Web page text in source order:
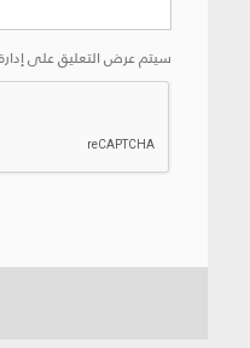
سيتم عرض التعليق على